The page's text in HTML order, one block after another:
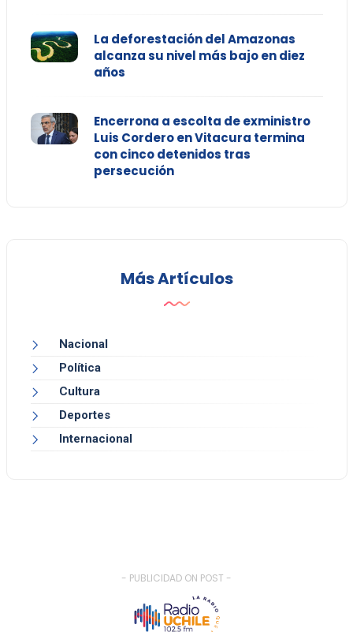
La deforestación del Amazonas
alcanza su nivel más bajo en diez
años
Encerrona a escolta de exministro
Luis Cordero en Vitacura termina
con cinco detenidos tras
persecución
Más Artículos
Nacional
Política
Cultura
Deportes
Internacional
- PUBLICIDAD ON POST -